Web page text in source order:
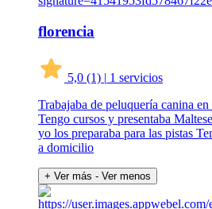
florencia
5,0 (1) | 1 servicios
Trabajaba de peluquería canina
Tengo cursos y presentaba
yo los preparaba para las pistas
a domicilio
+ Ver más - Ver menos